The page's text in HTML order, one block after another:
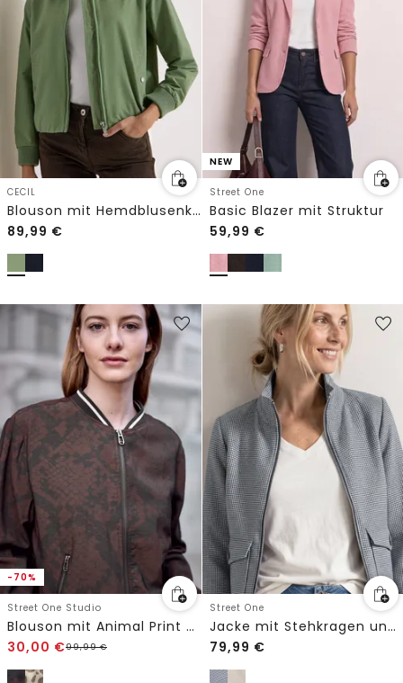
CECIL
Blouson mit Hemdblusenkragen
89,99 €
NEW
Street One
Basic Blazer mit Struktur
59,99 €
-70%
Street One Studio
Blouson mit Animal Print und Zipper
30,00 €99,99€
Street One
Jacke mit Stehkragen und Zipper
79,99 €